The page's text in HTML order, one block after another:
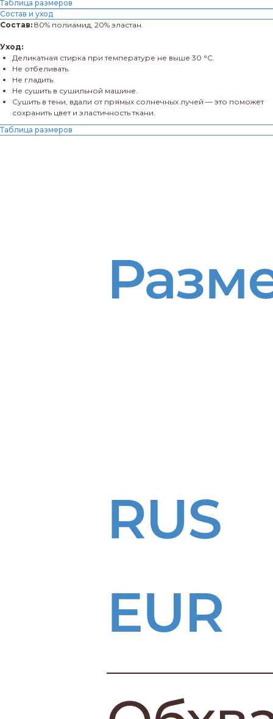
Таблица размеров
Состав и уход
Состав: 80% полиамид, 20% эластан.
Уход:
Деликатная стирка при температуре не выше 30 °C.
Не отбеливать.
Не гладить.
Не сушить в сушильной машине.
Сушить в тени, вдали от прямых солнечных лучей — это поможет
сохранить цвет и эластичность ткани.
Таблица размеров